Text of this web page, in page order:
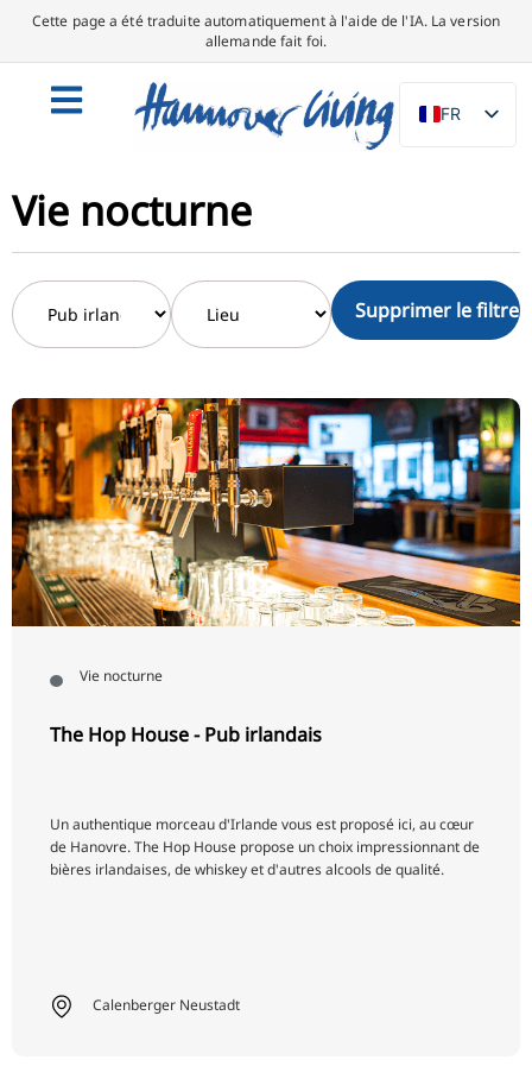
Cette page a été traduite automatiquement à l'aide de l'IA. La version
allemande fait foi.
FR
DE
ES
SV
PT
TR
RU
FI
ZH
Vie nocturne
Supprimer le filtre
Vie nocturne
The Hop House - Pub irlandais
Un authentique morceau d'Irlande vous est proposé ici, au cœur
de Hanovre. The Hop House propose un choix impressionnant de
bières irlandaises, de whiskey et d'autres alcools de qualité.
Calenberger Neustadt